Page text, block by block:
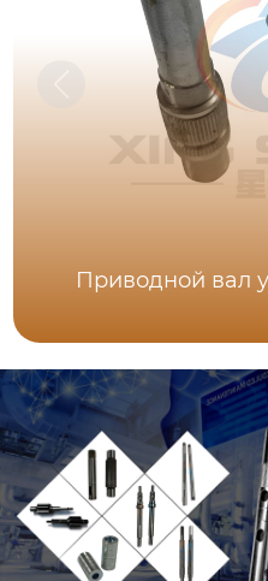
Приводной вал